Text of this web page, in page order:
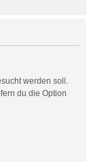
werden soll.
du die Option